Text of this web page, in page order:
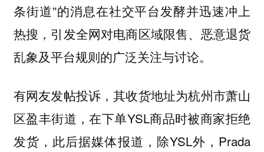
条街道”的消息在社交平台发酵并迅速冲上
热搜，引发全网对电商区域限售、恶意退货
乱象及平台规则的广泛关注与讨论。
有网友发帖投诉，其收货地址为杭州市萧山
区盈丰街道，在下单YSL商品时被商家拒绝
发货，此后据媒体报道，除YSL外，Prada